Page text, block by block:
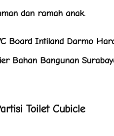
dan ramah anak.
Bahan Bangunan
Toilet Cubicle